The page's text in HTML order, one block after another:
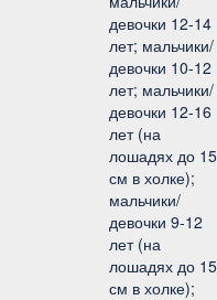
девочки 12-14
лет; мальчики/
девочки 10-12
лет; мальчики/
девочки 12-16
лет (на
лошадях до
см в холке);
мальчики/
девочки 9-12
лет (на
лошадях до
см в холке);